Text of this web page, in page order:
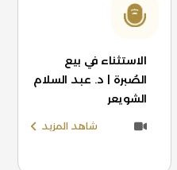
الاستثناء في بيع
الصُبرة | د. عبد السلام
الشويعر
شاهد المزيد